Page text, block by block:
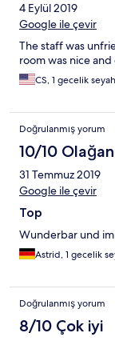
4 Eylül 2019
Google ile çevir
The staff was
room was nice
CS, 1 gecelik
Doğrulanmış yorum
10/10
31 Temmuz 2019
Google ile çevir
Top
Wunderbar und
Astrid, 1 gecelik
Doğrulanmış yorum
8/10 Çok iyi